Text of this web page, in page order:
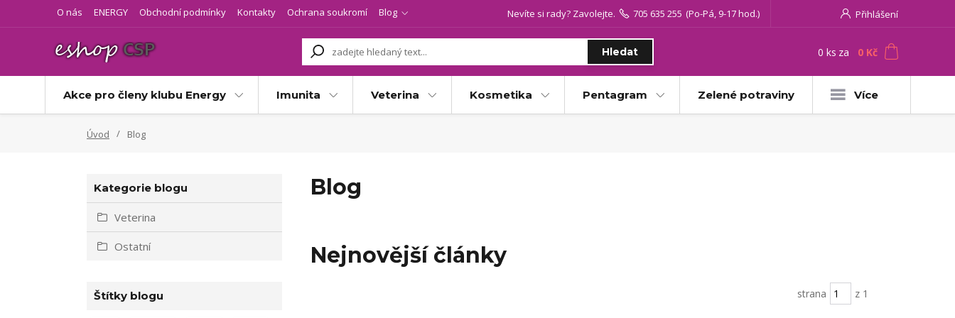
O nás ENERGY Obchodní podmínky Kontakty Ochrana soukromí Blog Přihlášení
Hledat
Nevíte si rady? Zavolejte. 705 635 255 (Po-Pá, 9-17 hod.)
0 ks za 0 Kč
Akce pro členy klubu Energy Imunita Veterina Kosmetika Pentagram Zelené potraviny Více
Úvod Blog
Kategorie blogu
Veterina
Ostatní
Štítky blogu
Blog
Nejnovější články
strana z 1